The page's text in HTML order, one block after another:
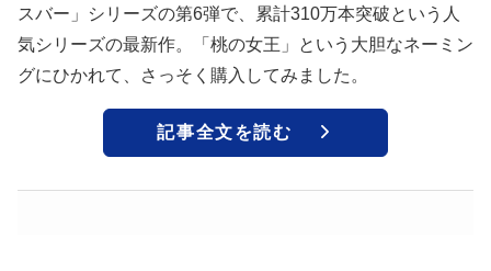
スバー」シリーズの第6弾で、累計310万本突破という人
気シリーズの最新作。「桃の女王」という大胆なネーミン
グにひかれて、さっそく購入してみました。
記事全文を読む